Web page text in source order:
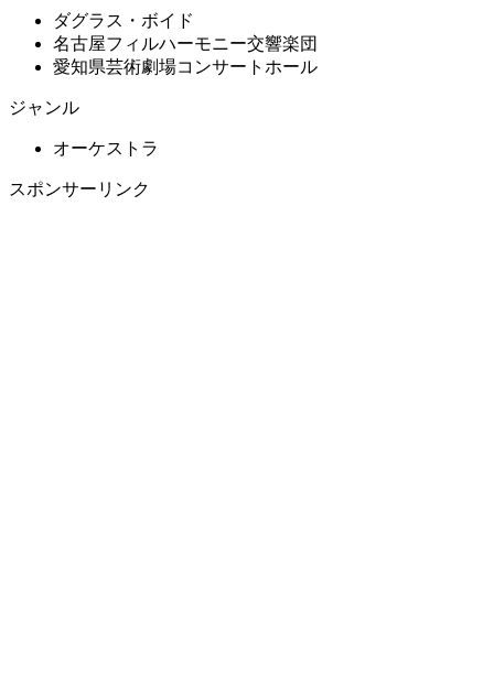
ダグラス・ボイド
名古屋フィルハーモニー交響楽団
愛知県芸術劇場コンサートホール
ジャンル
オーケストラ
スポンサーリンク